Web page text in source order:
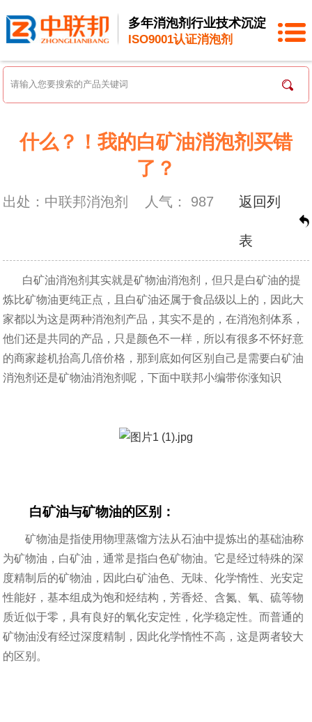
多年消泡剂行业技术沉淀
ISO9001认证消泡剂
什么？！我的白矿油消泡剂买错
了？
出处：中联邦消泡剂 人气： 987 返回列
表
白矿油消泡剂其实就是矿物油消泡剂，但只是白矿油的提
炼比矿物油更纯正点，且白矿油还属于食品级以上的，因此大
家都以为这是两种消泡剂产品，其实不是的，在消泡剂体系，
他们还是共同的产品，只是颜色不一样，所以有很多不怀好意
的商家趁机抬高几倍价格，那到底如何区别自己是需要白矿油
消泡剂还是矿物油消泡剂呢，下面中联邦小编带你涨知识
白矿油与矿物油的区别：
矿物油是指使用物理蒸馏方法从石油中提炼出的基础油称
为矿物油，白矿油，通常是指白色矿物油。它是经过特殊的深
度精制后的矿物油，因此白矿油色、无味、化学惰性、光安定
性能好，基本组成为饱和烃结构，芳香烃、含氮、氧、硫等物
质近似于零，具有良好的氧化安定性，化学稳定性。而普通的
矿物油没有经过深度精制，因此化学惰性不高，这是两者较大
的区别。